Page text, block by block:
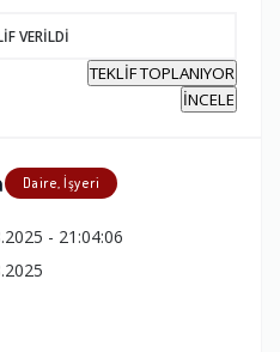
VERİLDİ
TEKLİF TOPLANIYOR
İNCELE
Daire, İşyeri
- 21:04:06